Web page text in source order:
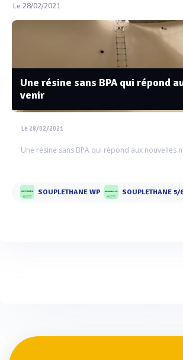
Le 28/02/2021
Une résine sans BPA qui répond
venir
Le 28/02/2021
Une résine sans BPA qui répond aux nouvelles
SOUPLETHANE WP SOUPLETHANE 5/